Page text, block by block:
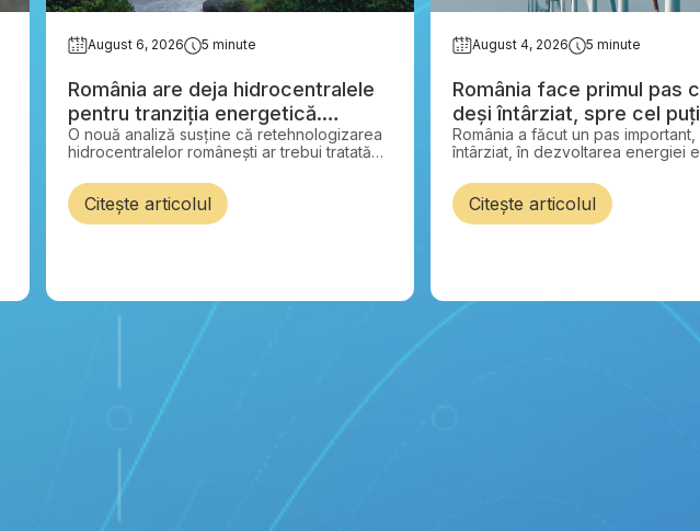
August 6, 2026 5 minute
România are deja hidrocentralele
pentru tranziția energetică.
Trebuie doar să le modernizeze.
O nouă analiză susține că retehnologizarea
hidrocentralelor românești ar trebui tratată
reparație. Modernizarea acestor centrale
poate aduce până la 1.100 GWh de energie
suplimentară pe an, la un cost cu 50-70%
Citește articolul
August 4, 2026 5 minute
România face primul pas
deși întârziat, spre cel
de energie eoliană
România a făcut un pas
întârziat, în dezvoltarea energiei
Citește articolul